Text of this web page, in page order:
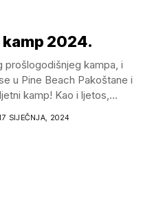
kamp 2024.
prošlogodišnjeg kampa, i
u Pine Beach Pakoštane i
kamp! Kao i ljetos,...
SIJEČNJA, 2024